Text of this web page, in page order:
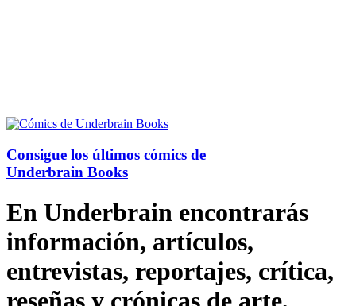
Consigue los últimos cómics de
Underbrain Books
En Underbrain encontrarás
información, artículos,
entrevistas, reportajes, crítica,